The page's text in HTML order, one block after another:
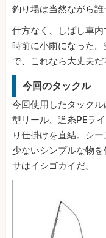
釣り場は当然ながら誰
仕方なく、しばし車
時前に小雨になった
で、これなら大丈夫だ
今回のタックル
今回使用したタック
型リール、道糸PEラ
り仕掛けを直結。シ
少ないシンプルな物
サはイシゴカイだ。